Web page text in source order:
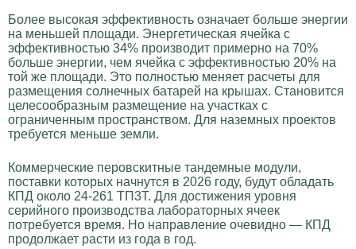
Более высокая эффективность означает больше энергии
на меньшей площади. Энергетическая ячейка с
эффективностью 34% производит примерно на 70%
больше энергии, чем ячейка с эффективностью 20% на
той же площади. Это полностью меняет расчеты для
размещения солнечных батарей на крышах. Становится
целесообразным размещение на участках с
ограниченным пространством. Для наземных проектов
требуется меньше земли.
Коммерческие перовскитные тандемные модули,
поставки которых начнутся в 2026 году, будут обладать
КПД около 24-261 ТП3Т. Для достижения уровня
серийного производства лабораторных ячеек
потребуется время. Но направление очевидно — КПД
продолжает расти из года в год.